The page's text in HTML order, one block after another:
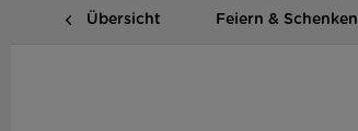
Übersicht Feiern & Schenken